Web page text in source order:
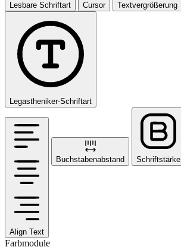
Lesbare Schriftart Cursor Textvergrößerung
Legastheniker-Schriftart
Align Text
Buchstabenabstand Schriftstärke
Farbmodule